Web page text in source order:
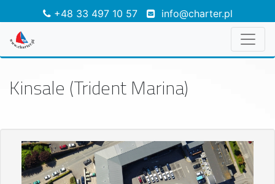
+48 33 497 10 57 info@charter.pl
Kinsale (Trident Marina)